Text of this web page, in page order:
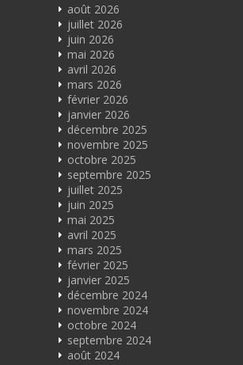
août 2026
juillet 2026
juin 2026
mai 2026
avril 2026
mars 2026
février 2026
janvier 2026
décembre 2025
novembre 2025
octobre 2025
septembre 2025
juillet 2025
juin 2025
mai 2025
avril 2025
mars 2025
février 2025
janvier 2025
décembre 2024
novembre 2024
octobre 2024
septembre 2024
août 2024